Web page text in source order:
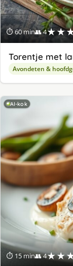
⏱ 60 min👥 4
Torentje met
Avondeten &
AI-kok
⏱ 15 min👥 4